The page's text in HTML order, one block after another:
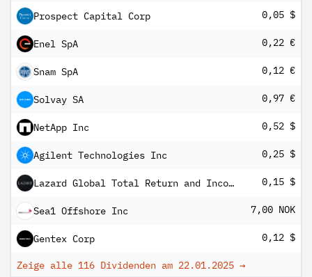
Prospect Capital Corp 0,05 $
Enel SpA 0,22 €
Snam SpA 0,12 €
Solvay SA 0,97 €
NetApp Inc 0,52 $
Agilent Technologies Inc 0,25 $
Lazard Global Total Return and Income Fund Inc 0,15 $
Sea1 Offshore Inc 7,00 NOK
Gentex Corp 0,12 $
Zeige alle 116 Dividenden am 22.01.2025 →